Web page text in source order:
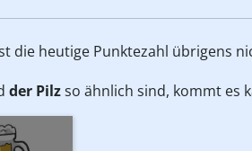
die heutige Punktezahl übrigens
der Pilzso ähnlich sind, kommt es